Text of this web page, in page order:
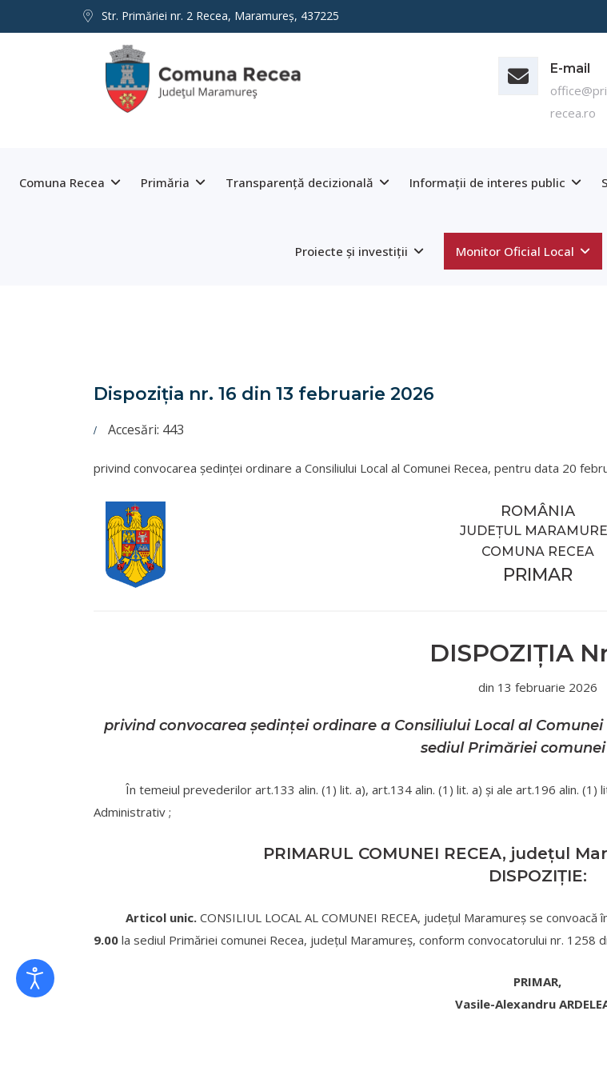
Str. Primăriei nr. 2 Recea, Maramureş, 437225
E-mail
recea.ro
Comuna Recea Primăria Transparență decizională Informații de interes public
Proiecte și investiții Monitor Oficial Local
Dispoziţia nr. 16 din 13 februarie 2026
Accesări: 443
privind convocarea şedinţei ordinare a Consiliului Local al Comunei Recea, pentru data 20
ROMÂNIA
JUDEȚUL
COMUNA RECEA
PRIMAR
DISPOZIŢIA
din 13 februarie 2026
privind convocarea şedinţei ordinare a Consiliului Local al
sediul Primăriei comunei
În temeiul prevederilor art.133 alin. (1) lit. a), art.134 alin. (1) lit. a) şi ale art.196 alin. (1)
Administrativ ;
PRIMARUL COMUNEI RECEA, judeţul
DISPOZIȚIE:
Articol unic. CONSILIUL LOCAL AL COMUNEI RECEA, judeţul Maramureș se
9.00 la sediul Primăriei comunei Recea, judeţul Maramureş, conform convocatorului nr. 1258
PRIMAR,
Vasile-Alexandru